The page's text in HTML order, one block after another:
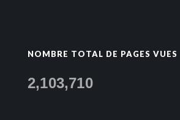
NOMBRE TOTAL DE PAGES VUES
2,103,710